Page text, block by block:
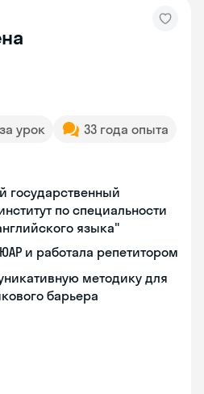
урок
33 года опыта
государственный
по специальности
языка"
и работала репетитором
методику для
барьера